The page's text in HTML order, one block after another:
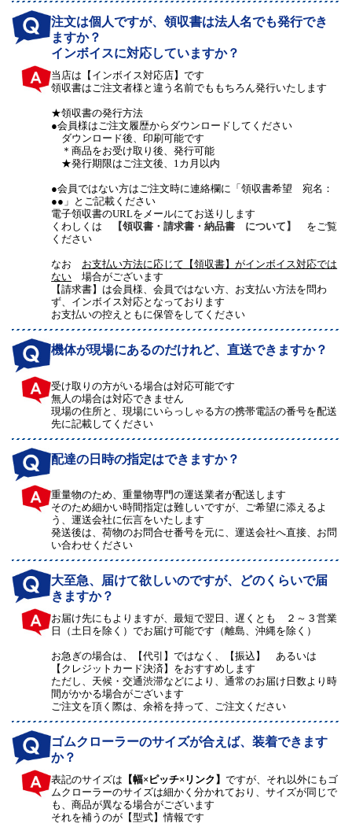
注文は個人ですが、領収書は法人名でも発行でき
ますか？
インボイスに対応していますか？
当店は【インボイス対応店】です
領収書はご注文者様と違う名前でももちろん発行いたします
★領収書の発行方法
●会員様はご注文履歴からダウンロードしてください
ダウンロード後、印刷可能です
＊商品をお受け取り後、発行可能
★発行期限はご注文後、1カ月以内
●会員ではない方はご注文時に連絡欄に「領収書希望 宛名：
●●」とご記載ください
電子領収書のURLをメールにてお送りします
くわしくは
【領収書・請求書・納品書 について】
をご覧
ください
なお お支払い方法に応じて【領収書】がインボイス対応では
ない 場合がございます
【請求書】は会員様、会員ではない方、お支払い方法を問わ
ず、インボイス対応となっております
お支払いの控えともに保管をしてください
機体が現場にあるのだけれど、直送できますか？
受け取りの方がいる場合は対応可能です
無人の場合は対応できません
現場の住所と、現場にいらっしゃる方の携帯電話の番号を配送
先に記載してください
配達の日時の指定はできますか？
重量物のため、重量物専門の運送業者が配送します
そのため細かい時間指定は難しいですが、ご希望に添えるよ
う、運送会社に伝言をいたします
発送後は、荷物のお問合せ番号を元に、運送会社へ直接、お問
い合わせください
大至急、届けて欲しいのですが、どのくらいで届
きますか？
お届け先にもよりますが、最短で翌日、遅くとも ２～３営業
日（土日を除く）でお届け可能です（離島、沖縄を除く）
お急ぎの場合は、【代引】ではなく、【振込】 あるいは
【クレジットカード決済】をおすすめします
ただし、天候・交通渋滞などにより、通常のお届け日数より時
間がかかる場合がございます
ご注文を頂く際は、余裕を持って、ご注文ください
ゴムクローラーのサイズが合えば、装着できます
か？
表記のサイズは 【幅×ピッチ×リンク】ですが、それ以外にもゴ
ムクローラーのサイズは細かく分かれており、サイズが同じで
も、商品が異なる場合がございます
それを補うのが【型式】情報です